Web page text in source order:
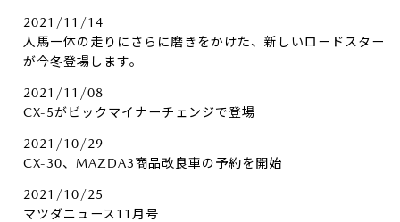
2021/11/14
人馬一体の走りにさらに磨きをかけた、新しいロードスター
が今冬登場します。
2021/11/08
CX-5がビックマイナーチェンジで登場
2021/10/29
CX-30、MAZDA3商品改良車の予約を開始
2021/10/25
マツダニュース11月号